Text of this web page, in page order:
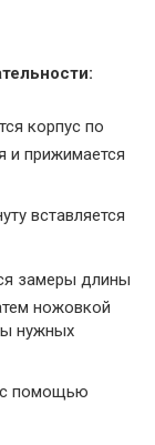
корпус по
и прижимается
вставляется
замеры длины
ножовкой
нужных
с помощью